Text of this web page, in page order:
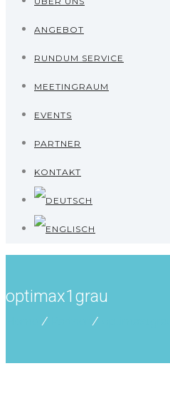
ANGEBOT
RUNDUM SERVICE
MEETINGRAUM
EVENTS
PARTNER
KONTAKT
optimax1grau
/ /